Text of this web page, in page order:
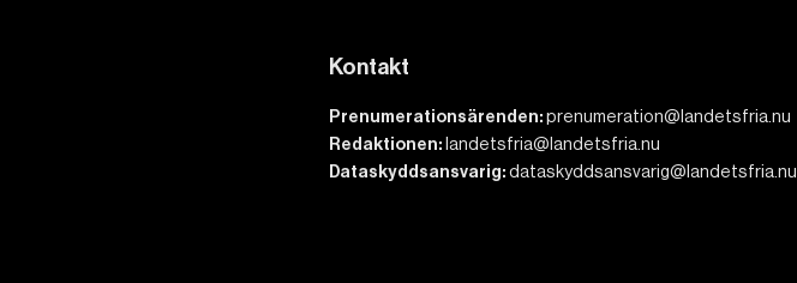
Kontakt
Prenumerationsärenden:prenumeration@landetsfria.nu
Redaktionen: landetsfria@landetsfria.nu
Dataskyddsansvarig:dataskyddsansvarig@landetsfria.nu